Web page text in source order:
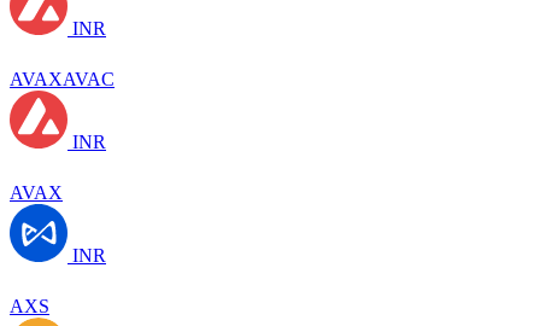
INR
AVAXAVAC
INR
AVAX
INR
AXS